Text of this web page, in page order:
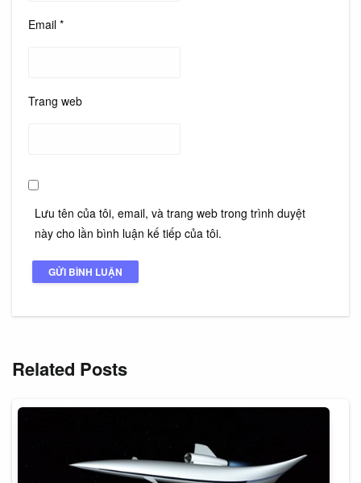
Email *
Trang web
Lưu tên của tôi, email, và trang web trong trình duyệt
này cho lần bình luận kế tiếp của tôi.
Related Posts